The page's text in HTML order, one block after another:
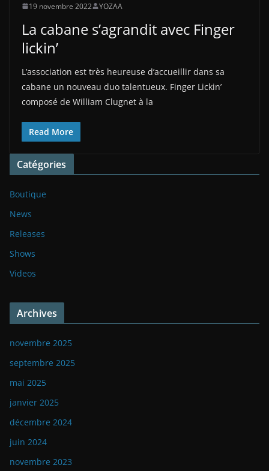
19 novembre 2022 YOZAA
La cabane s’agrandit avec Finger
lickin’
L’association est très heureuse d’accueillir dans sa
cabane un nouveau duo talentueux. Finger Lickin’
composé de William Clugnet à la
Read More
Catégories
Boutique
News
Releases
Shows
Videos
Archives
novembre 2025
septembre 2025
mai 2025
janvier 2025
décembre 2024
juin 2024
novembre 2023